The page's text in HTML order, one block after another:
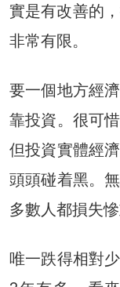
實是有改善的
非常有限。
要一個地方經
靠投資。很可
但投資實體經
頭頭碰着黑。
多數人都損失慘
唯一跌得相對